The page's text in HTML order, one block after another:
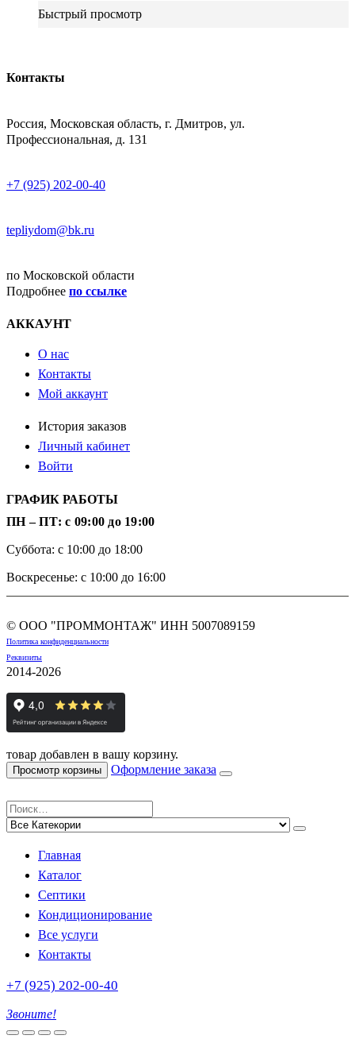
Быстрый просмотр
Контакты
Россия, Московская область, г. Дмитров, ул.
Профессиональная, д. 131
+7 (925) 202-00-40
tepliydom@bk.ru
по Московской области
Подробнее по ссылке
АККАУНТ
О нас
Контакты
Мой аккаунт
История заказов
Личный кабинет
Войти
ГРАФИК РАБОТЫ
ПН – ПТ: с 09:00 до 19:00
Суббота: с 10:00 до 18:00
Воскресенье: с 10:00 до 16:00
© ООО "ПРОММОНТАЖ" ИНН 5007089159
Политика конфиденциальности
Реквизиты
2014-2026
товар добавлен в вашу корзину.
Просмотр корзины Оформление заказа
Главная
Каталог
Септики
Кондиционирование
Все услуги
Контакты
+7 (925) 202-00-40
Звоните!